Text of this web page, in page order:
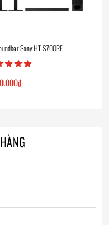
Sony HT-S700RF
₫